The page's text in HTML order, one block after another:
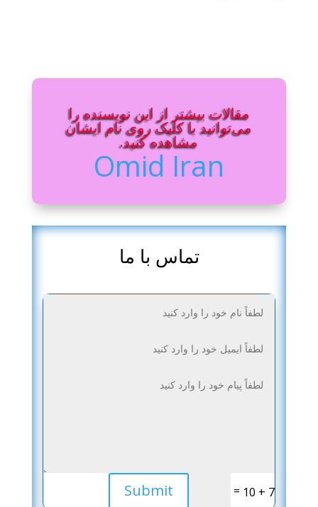
مقالات بیشتر از این نویسنده را
می‌توانید با کلیک روی نام ایشان
مشاهده کنید.
Omid Iran
تماس با ما
7 + 10
=
Submit